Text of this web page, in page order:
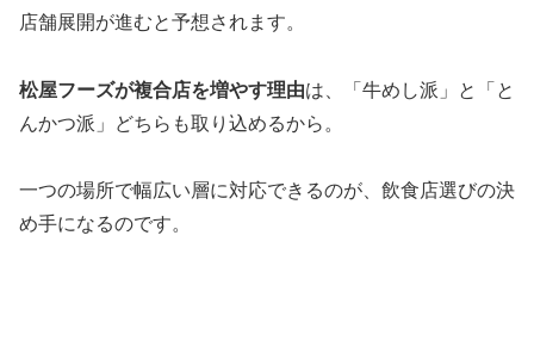
店舗展開が進むと予想されます。
松屋フーズが複合店を増やす理由は、「牛めし派」と「と
んかつ派」どちらも取り込めるから。
一つの場所で幅広い層に対応できるのが、飲食店選びの決
め手になるのです。